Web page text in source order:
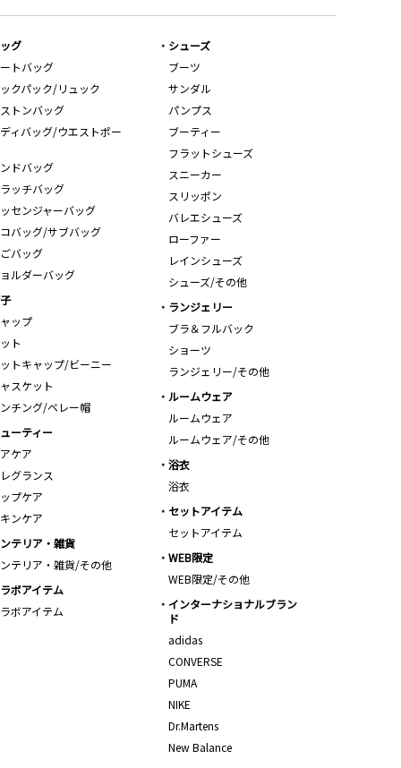
グ
トバッグ
クパック/リュック
トンバッグ
ィバッグ/ウエストポー
ドバッグ
ッチバッグ
センジャーバッグ
バッグ/サブバッグ
バッグ
ルダーバッグ
シューズ
ブーツ
サンダル
パンプス
ブーティー
フラットシューズ
スニーカー
スリッポン
バレエシューズ
ローファー
レインシューズ
シューズ/その他
ップ
ト
トキャップ/ビーニー
スケット
チング/ベレー帽
ランジェリー
ブラ＆フルバック
ショーツ
ランジェリー/その他
ルームウェア
ルームウェア
ルームウェア/その他
ーティー
ケア
グランス
プケア
ンケア
浴衣
浴衣
セットアイテム
セットアイテム
テリア・雑貨
テリア・雑貨/その他
WEB限定
WEB限定/その他
ボアイテム
ボアイテム
インターナショナルブラン
ド
adidas
CONVERSE
PUMA
NIKE
Dr.Martens
New Balance